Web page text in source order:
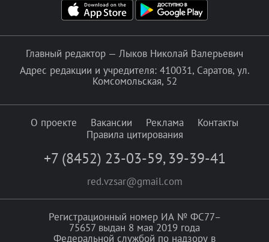
Главный редактор — Лыков Николай Валерьевич
Адрес редакции и учредителя: 410031, Саратов, ул.
Комсомольская, 52
О проекте Вакансии Реклама
Контакты
Правила цитирования
+7 (8452) 23-03-59, 39-39-41
red.vzsar@gmail.com
Регистрационный номер ИА № ФС77–
75657 выдан 8 мая 2019 года
Федеральной службой по надзору в